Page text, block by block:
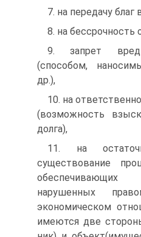
7. на передачу благ
8. на бессрочность
9. запрет
(способом,
др.),
10. на
(возможность
долга),
11. на
существование
нарушенных
экономическом
имеются две